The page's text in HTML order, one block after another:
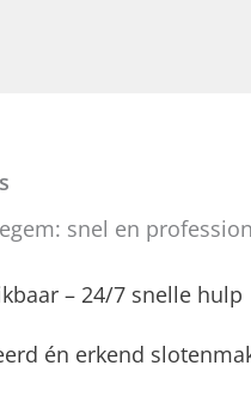
snel en
– 24/7 snelle hulp
én erkend